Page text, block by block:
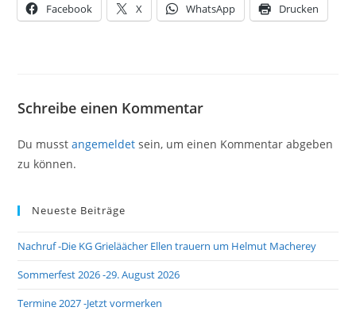
Facebook X WhatsApp Drucken
Schreibe einen Kommentar
Du musstangemeldet sein, um einen Kommentar abgeben
zu können.
Neueste Beiträge
Nachruf -Die KG Grieläächer Ellen trauern um Helmut Macherey
Sommerfest 2026 -29. August 2026
Termine 2027 -Jetzt vormerken